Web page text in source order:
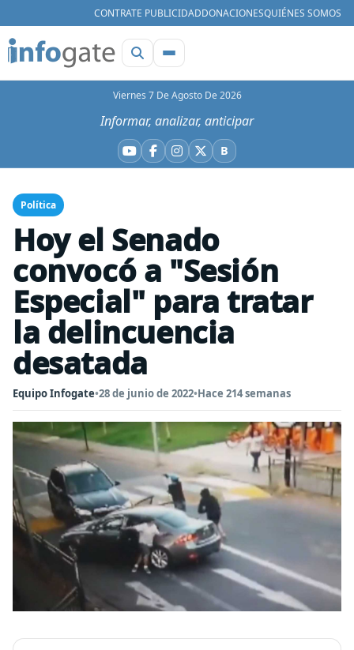
CONTRATE PUBLICIDADDONACIONESQUIÉNES SOMOS
Viernes 7 De Agosto De 2026
Informar, analizar, anticipar
YouTube
Facebook
Instagram
X BBluesky
Política
Hoy el Senado
convocó a "Sesión
Especial" para tratar
la delincuencia
desatada
Equipo Infogate•28 de junio de 2022•Hace 214 semanas